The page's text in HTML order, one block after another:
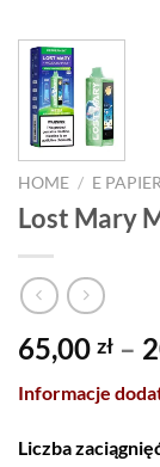
HOME / E
Lost Mary
65,00 zł –
Informacje
Liczba